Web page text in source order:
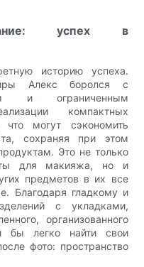
успех в
историю успеха.
Алекс боролся с
и ограниченным
компактных
могут сэкономить
сохраняя при этом
Это не только
для макияжа, но и
предметов в их все
Благодаря гладкому и
с укладками,
организованного
бы легко найти свои
фото: пространство